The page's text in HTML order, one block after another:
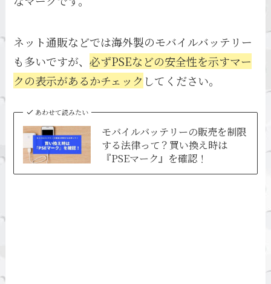
ネット通販などでは海外製のモバイルバッテリー
も多いですが、必ずPSEなどの安全性を示すマー
クの表示があるかチェック してください。
あわせて読みたい
モバイルバッテリーの販売を制限
する法律って？買い換え時は
『PSEマーク』を確認！